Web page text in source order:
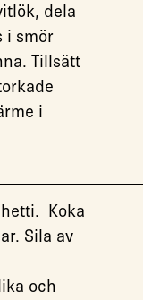
dela
i smör
Tillsätt
i
Koka
Sila av
och